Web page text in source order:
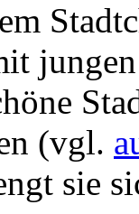
(vgl.
sie